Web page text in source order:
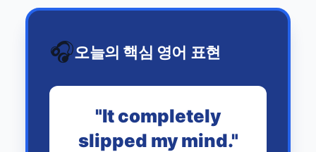
🎧오늘의 핵심 영어 표현
"It completely
slipped my mind."